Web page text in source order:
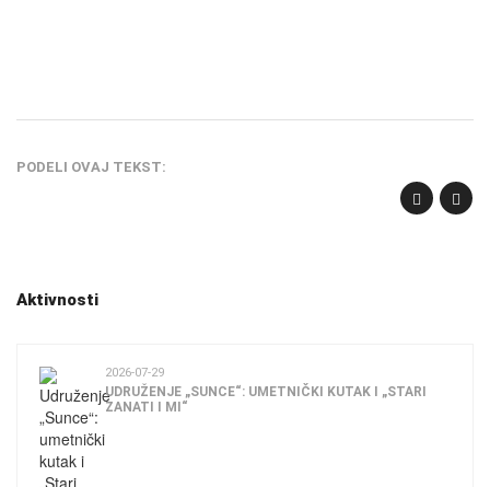
PODELI OVAJ TEKST:
Aktivnosti
2026-07-29
UDRUŽENJE „SUNCE“: UMETNIČKI KUTAK I „STARI
ZANATI I MI“